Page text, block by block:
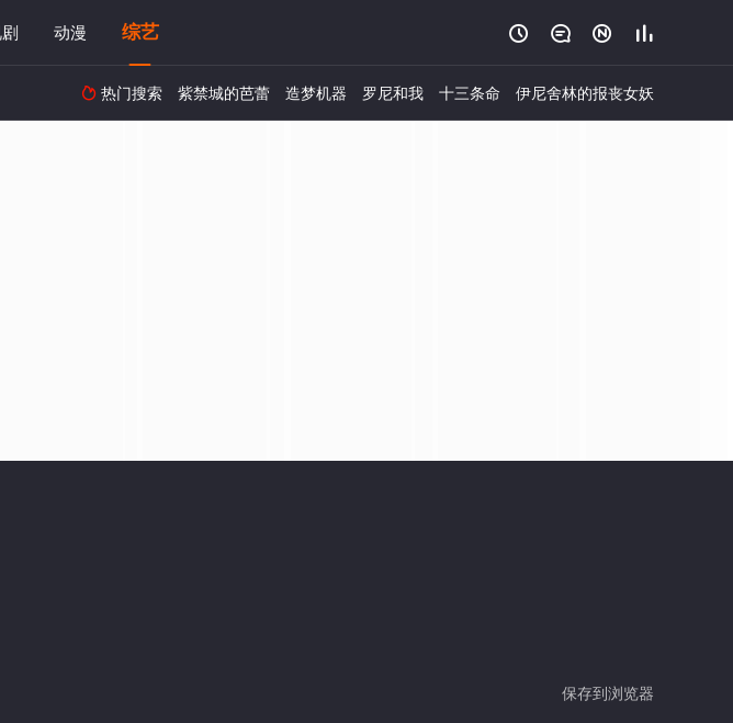
动漫 综艺    
 热门搜索 紫禁城的芭蕾 造梦机器 罗尼和我 十三条命 伊尼舍林的报丧女妖
保存到浏览器